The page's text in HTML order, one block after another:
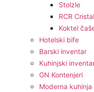
Stolzle
RCR
Koktel
Hotelski bife
Barski inventar
Kuhinjski
GN Kontenjeri
Moderna kuhinja